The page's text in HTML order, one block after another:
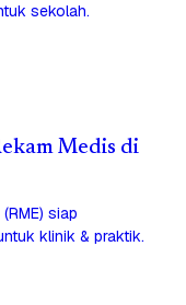
sekolah.
Medis di
siap
klinik & praktik.